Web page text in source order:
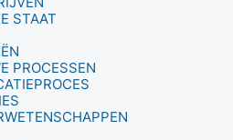
STAAT
PROCESSEN